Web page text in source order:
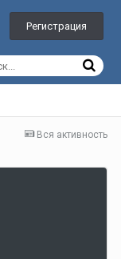
Регистрация
Вся активность